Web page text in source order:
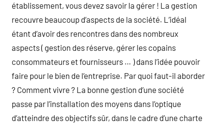
établissement, vous devez savoir la gérer ! La gestion
recouvre beaucoup d’aspects de la société. L’idéal
étant d’avoir des rencontres dans des nombreux
aspects ( gestion des réserve, gérer les copains
consommateurs et fournisseurs … ) dans l’idée pouvoir
faire pour le bien de l’entreprise. Par quoi faut-il aborder
? Comment vivre ? La bonne gestion d’une société
passe par l’installation des moyens dans l’optique
d’atteindre des objectifs sûr, dans le cadre d’une charte